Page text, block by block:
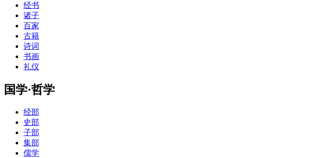
经书
诸子
百家
古籍
诗词
书画
礼仪
国学·哲学
经部
史部
子部
集部
儒学